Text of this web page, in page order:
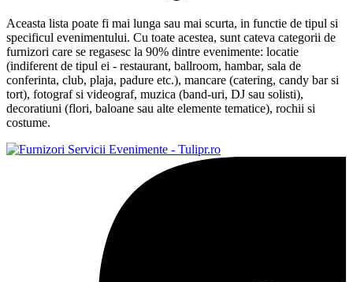
Aceasta lista poate fi mai lunga sau mai scurta, in functie de tipul si
specificul evenimentului. Cu toate acestea, sunt cateva categorii de
furnizori care se regasesc la 90% dintre evenimente: locatie
(indiferent de tipul ei - restaurant, ballroom, hambar, sala de
conferinta, club, plaja, padure etc.), mancare (catering, candy bar si
tort), fotograf si videograf, muzica (band-uri, DJ sau solisti),
decoratiuni (flori, baloane sau alte elemente tematice), rochii si
costume.